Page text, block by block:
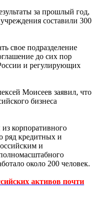
за прошлый год,
составили 300
свое подразделение
до сих пор
и регулирующих
Моисеев заявил, что
бизнеса
корпоративного
ряд кредитных и
и
около 200 человек.
активов почти